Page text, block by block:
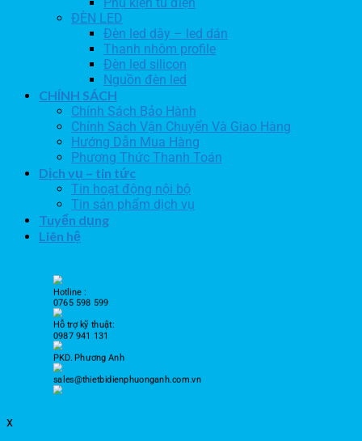
ĐÈN LED
Đèn led dây – led dán
Thanh nhôm profile
Đèn led silicon
Nguồn đèn led
CHÍNH SÁCH
Chính Sách Bảo Hành
Chính Sách Vận Chuyển Và Giao Hàng
Hướng Dẫn Mua Hàng
Phương Thức Thanh Toán
Dịch vụ – tin tức
Tin hoạt động nội bộ
Tin sản phẩm dịch vụ
Tuyển dụng
Liên hệ
Hotline :
0765 598 599
Hỗ trợ kỹ thuật:
0987 941 131
PKD. Phương Anh
sales@thietbidienphuonganh.com.vn
x